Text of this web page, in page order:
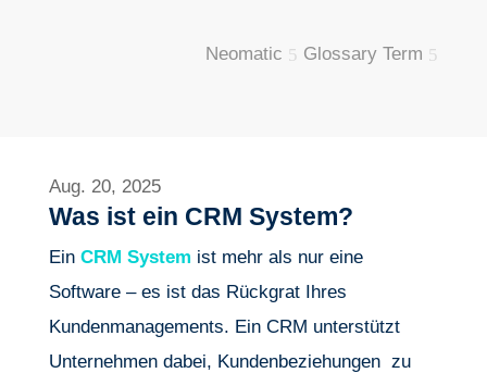
Neomatic 5 Glossary Term 5
Aug. 20, 2025
Was ist ein CRM System?
Ein CRM System ist mehr als nur eine
Software – es ist das Rückgrat Ihres
Kundenmanagements. Ein CRM unterstützt
Unternehmen dabei, Kundenbeziehungen zu